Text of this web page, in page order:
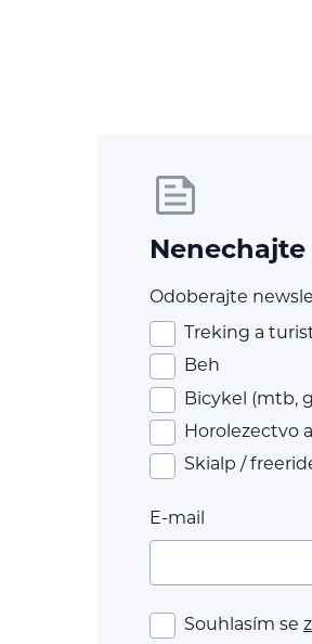
Odoberajte
Treking a
Beh
Bicykel (mtb,
Horolezectvo a
Skialp /
E-mail
Souhlasím se